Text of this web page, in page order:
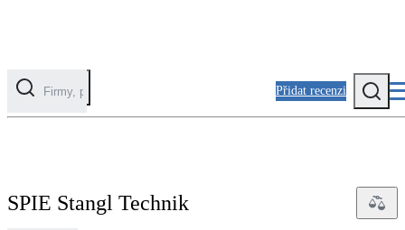
Přidat recenzi
Solární ohřev vody
SPIE Stangl Technik